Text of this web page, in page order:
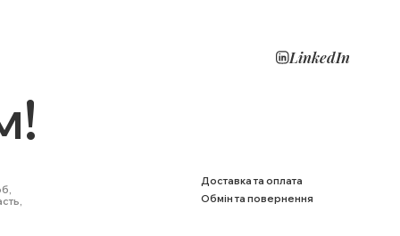
LinkedIn
Доставка та оплата
Обмін та повернення